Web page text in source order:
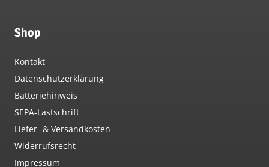
Shop
Kontakt
Datenschutzerklärung
Batteriehinweis
SEPA-Lastschrift
Liefer- & Versandkosten
Widerrufsrecht
Impressum